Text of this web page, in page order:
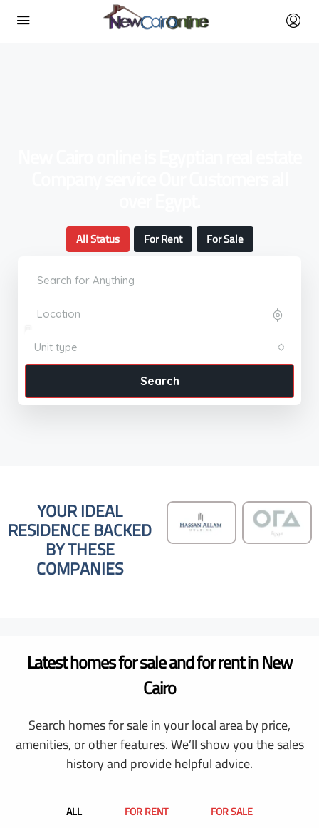
All Status For Rent For Sale
Unit type
Search
YOUR IDEAL
RESIDENCE BACKED
BY THESE
COMPANIES
Latest homes for sale and for rent in New
Cairo
Search homes for sale in your local area by price,
amenities, or other features. We’ll show you the sales
history and provide helpful advice.
ALL FOR RENT FOR SALE